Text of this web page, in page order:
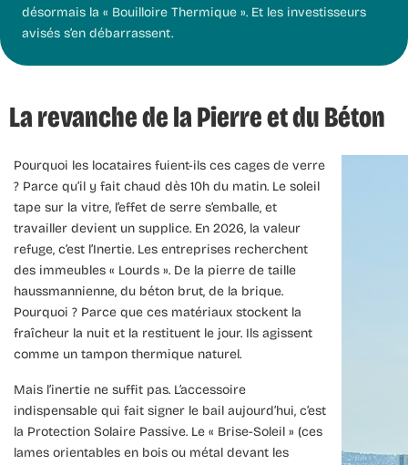
désormais la « Bouilloire Thermique ». Et les investisseurs
avisés s’en débarrassent.
La revanche de la Pierre et du Béton
Pourquoi les locataires fuient-ils ces cages de verre
? Parce qu’il y fait chaud dès 10h du matin. Le soleil
tape sur la vitre, l’effet de serre s’emballe, et
travailler devient un supplice. En 2026, la valeur
refuge, c’est l’Inertie. Les entreprises recherchent
des immeubles « Lourds ». De la pierre de taille
haussmannienne, du béton brut, de la brique.
Pourquoi ? Parce que ces matériaux stockent la
fraîcheur la nuit et la restituent le jour. Ils agissent
comme un tampon thermique naturel.
Mais l’inertie ne suffit pas. L’accessoire
indispensable qui fait signer le bail aujourd’hui, c’est
la Protection Solaire Passive. Le « Brise-Soleil » (ces
lames orientables en bois ou métal devant les